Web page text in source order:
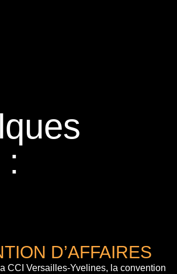
D’AFFAIRES
CCI Versailles-Yvelines, la convention